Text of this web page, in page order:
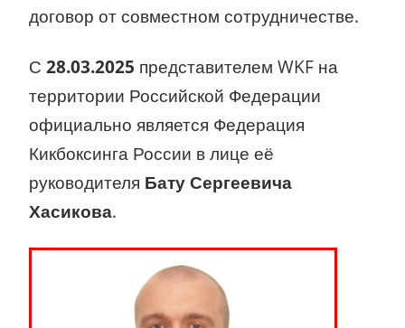
договор от совместном сотрудничестве.
С 28.03.2025 представителем WKF на
территории Российской Федерации
официально является Федерация
Кикбоксинга России в лице её
руководителя Бату Сергеевича
Хасикова.